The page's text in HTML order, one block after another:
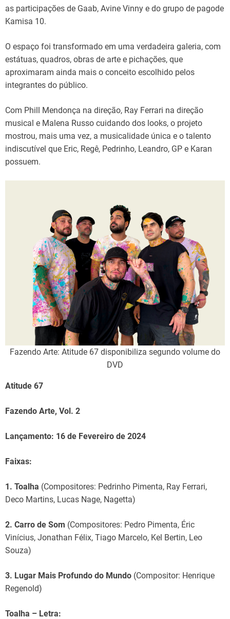
as participações de Gaab, Avine Vinny e do grupo de pagode
Kamisa 10.
O espaço foi transformado em uma verdadeira galeria, com
estátuas, quadros, obras de arte e pichações, que
aproximaram ainda mais o conceito escolhido pelos
integrantes do público.
Com Phill Mendonça na direção, Ray Ferrari na direção
musical e Malena Russo cuidando dos looks, o projeto
mostrou, mais uma vez, a musicalidade única e o talento
indiscutível que Eric, Regê, Pedrinho, Leandro, GP e Karan
possuem.
Fazendo Arte: Atitude 67 disponibiliza segundo volume do
DVD
Atitude 67
Fazendo Arte, Vol. 2
Lançamento: 16 de Fevereiro de 2024
Faixas:
1. Toalha (Compositores: Pedrinho Pimenta, Ray Ferrari,
Deco Martins, Lucas Nage, Nagetta)
2. Carro de Som (Compositores: Pedro Pimenta, Éric
Vinícius, Jonathan Félix, Tiago Marcelo, Kel Bertin, Leo
Souza)
3. Lugar Mais Profundo do Mundo (Compositor: Henrique
Regenold)
Toalha – Letra: